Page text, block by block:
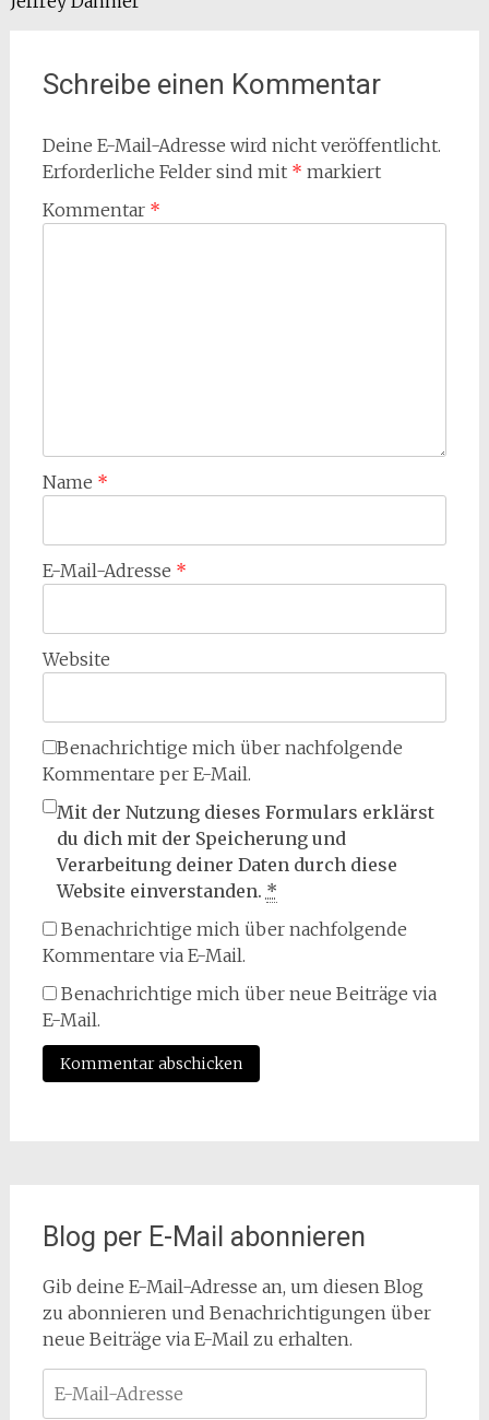
Schreibe einen Kommentar
Deine E-Mail-Adresse wird nicht veröffentlicht.
Erforderliche Felder sind mit * markiert
Kommentar *
Name *
E-Mail-Adresse *
Website
Benachrichtige mich über nachfolgende
Kommentare per E-Mail.
Mit der Nutzung dieses Formulars erklärst
du dich mit der Speicherung und
Verarbeitung deiner Daten durch diese
Website einverstanden. *
Benachrichtige mich über nachfolgende
Kommentare via E-Mail.
Benachrichtige mich über neue Beiträge via
E-Mail.
Blog per E-Mail abonnieren
Gib deine E-Mail-Adresse an, um diesen Blog
zu abonnieren und Benachrichtigungen über
neue Beiträge via E-Mail zu erhalten.
Mail-